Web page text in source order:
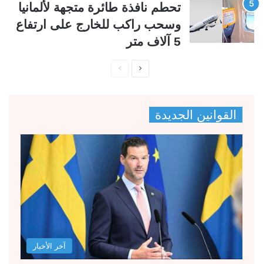
تحطم نافذة طائرة متجهة لألمانيا
وسحب راكب للخارج على ارتفاع
5 آلاف متر
ح
ل
ا
ق
ح
ة
ا
ل
ت
ا
ل
ي
القوانين الجديدة
آخر الأخبار